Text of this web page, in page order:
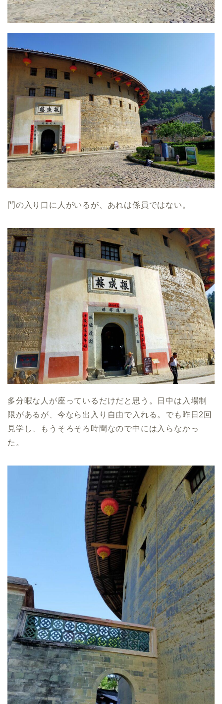
門の入り口に人がいるが、あれは係員ではない。
多分暇な人が座っているだけだと思う。日中は入場制
限があるが、今なら出入り自由で入れる。でも昨日2回
見学し、もうそろそろ時間なので中には入らなかっ
た。